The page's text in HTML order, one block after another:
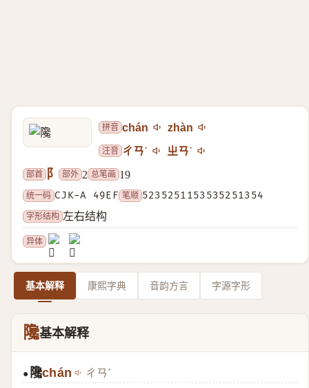
拼音 chán
zhàn
注音 ㄔㄢˊ
ㄓㄢˋ
部首 阝 部外 2 总笔画 19
统一码 CJK-A 49EF 笔顺 5235251153535251354
字形结构 左右结构
异体
基本解释 康熙字典 音韵方言 字源字形
䧯基本解释
● 䧯chán ㄔㄢˊ